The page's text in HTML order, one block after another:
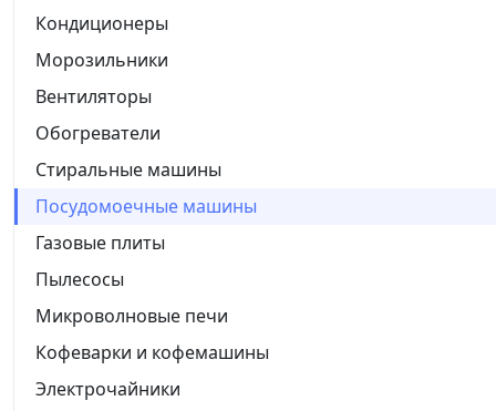
Кондиционеры
Морозильники
Вентиляторы
Обогреватели
Стиральные машины
Посудомоечные машины
Газовые плиты
Пылесосы
Микроволновые печи
Кофеварки и кофемашины
Электрочайники